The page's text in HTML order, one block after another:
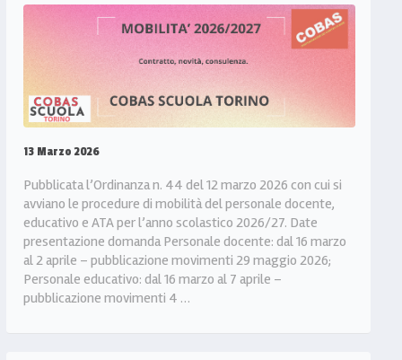
13 Marzo 2026
Pubblicata l’Ordinanza n. 44 del 12 marzo 2026 con cui si
avviano le procedure di mobilità del personale docente,
educativo e ATA per l’anno scolastico 2026/27. Date
presentazione domanda Personale docente: dal 16 marzo
al 2 aprile – pubblicazione movimenti 29 maggio 2026;
Personale educativo: dal 16 marzo al 7 aprile –
pubblicazione movimenti 4 …